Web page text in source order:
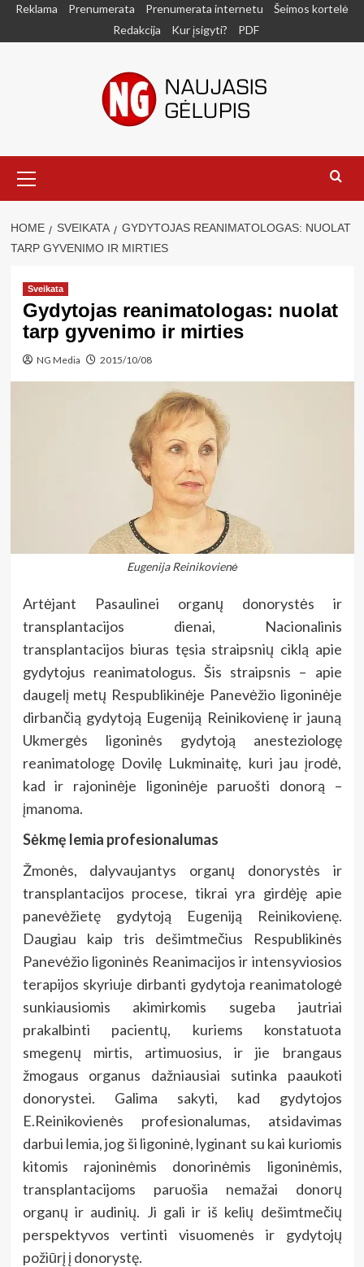
SkipReklama Prenumerata Prenumerata internetu
Šeimos kortelė
Redakcija
Kur įsigyti? PDF
Menu
HOME SVEIKATA
GYDYTOJAS REANIMATOLOGAS: NUOLAT
TARP GYVENIMO IR MIRTIES
Sveikata
Gydytojas reanimatologas: nuolat
tarp gyvenimo ir mirties
NG Media 2015/10/08
Eugenija Reinikovienė
Artėjant Pasaulinei organų donorystės ir
transplantacijos dienai, Nacionalinis
transplantacijos biuras tęsia straipsnių ciklą apie
gydytojus reanimatologus. Šis straipsnis – apie
daugelį metų Respublikinėje Panevėžio ligoninėje
dirbančią gydytoją Eugeniją Reinikovienę ir jauną
Ukmergės ligoninės gydytoją anesteziologę
reanimatologę Dovilę Lukminaitę, kuri jau įrodė,
kad ir rajoninėje ligoninėje paruošti donorą –
įmanoma.
Sėkmę lemia profesionalumas
Žmonės, dalyvaujantys organų donorystės ir
transplantacijos procese, tikrai yra girdėję apie
panevėžietę gydytoją Eugeniją Reinikovienę.
Daugiau kaip tris dešimtmečius Respublikinės
Panevėžio ligoninės Reanimacijos ir intensyviosios
terapijos skyriuje dirbanti gydytoja reanimatologė
sunkiausiomis akimirkomis sugeba jautriai
prakalbinti pacientų, kuriems konstatuota
smegenų mirtis, artimuosius, ir jie brangaus
žmogaus organus dažniausiai sutinka paaukoti
donorystei. Galima sakyti, kad gydytojos
E.Reinikovienės profesionalumas, atsidavimas
darbui lemia, jog ši ligoninė, lyginant su kai kuriomis
kitomis rajoninėmis donorinėmis ligoninėmis,
transplantacijoms paruošia nemažai donorų
organų ir audinių. Ji gali ir iš kelių dešimtmečių
perspektyvos vertinti visuomenės ir gydytojų
požiūrį į donorystę.